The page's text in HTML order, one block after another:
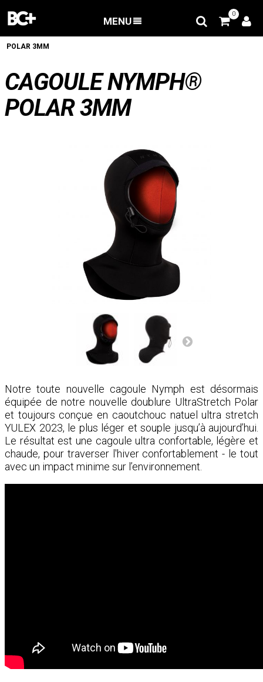
MENU
0
POLAR 3MM
CAGOULE NYMPH®
POLAR 3MM
Notre toute nouvelle cagoule Nymph est désormais
équipée de notre nouvelle doublure UltraStretch Polar
et toujours conçue en caoutchouc natuel ultra stretch
YULEX 2023, le plus léger et souple jusqu’à aujourd’hui.
Le résultat est une cagoule ultra confortable, légère et
chaude, pour traverser l'hiver confortablement - le tout
avec un impact minime sur l’environnement.